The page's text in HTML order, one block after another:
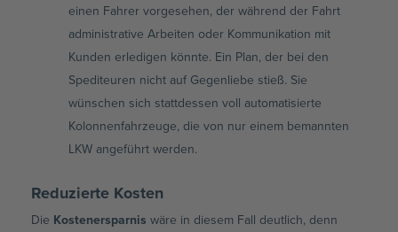
einen Fahrer vorgesehen, der während der Fahrt
administrative Arbeiten oder Kommunikation mit
Kunden erledigen könnte. Ein Plan, der bei den
Spediteuren nicht auf Gegenliebe stieß. Sie
wünschen sich stattdessen voll automatisierte
Kolonnenfahrzeuge, die von nur einem bemannten
LKW angeführt werden.
Reduzierte Kosten
Die Kostenersparnis wäre in diesem Fall deutlich, denn